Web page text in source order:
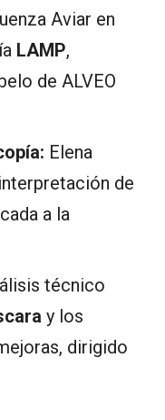
Aviar en
LAMP,
de ALVEO
Elena
de
a la
técnico
y los
dirigido